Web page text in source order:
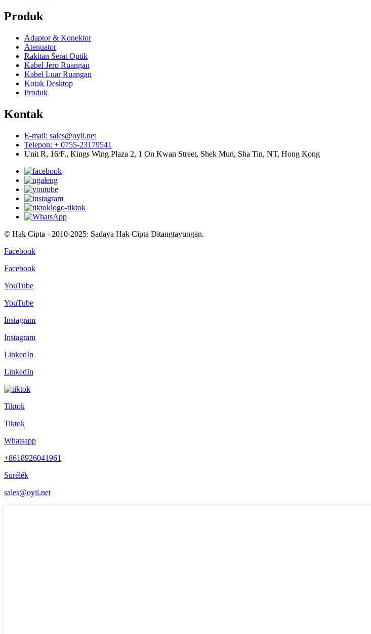
Produk
Adaptor & Konektor
Atenuator
Rakitan Serat Optik
Kabel Jero Ruangan
Kabel Luar Ruangan
Kotak Desktop
Produk
Kontak
E-mail: sales@oyii.net
Telepon: + 0755-23179541
Unit R, 16/F., Kings Wing Plaza 2, 1 On Kwan Street, Shek Mun, Sha Tin, NT, Hong Kong
© Hak Cipta - 2010-2025: Sadaya Hak Cipta Ditangtayungan.
Facebook
Facebook
YouTube
YouTube
Instagram
Instagram
LinkedIn
LinkedIn
Tiktok
Tiktok
Whatsapp
+8618926041961
Surélék
sales@oyii.net